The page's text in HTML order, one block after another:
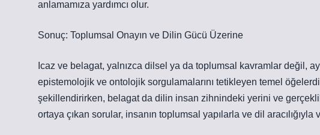
anlamamıza yardımcı olur.
Sonuç: Toplumsal Onayın ve Dilin Gücü Üzerine
Icaz ve belagat, yalnızca dilsel ya da toplumsal kavramlar değil,
epistemolojik ve ontolojik sorgulamalarını tetikleyen temel
şekillendirirken, belagat da dilin insan zihnindeki yerini ve
ortaya çıkan sorular, insanın toplumsal yapılarla ve dil